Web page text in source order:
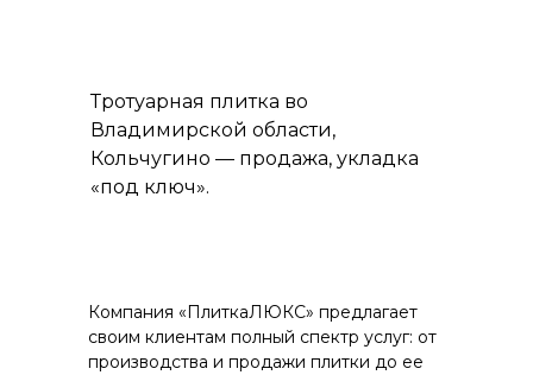
Тротуарная плитка во
Владимирской области,
Кольчугино — продажа, укладка
«под ключ».
Компания «ПлиткаЛЮКС» предлагает
своим клиентам полный спектр услуг: от
производства и продажи плитки до ее